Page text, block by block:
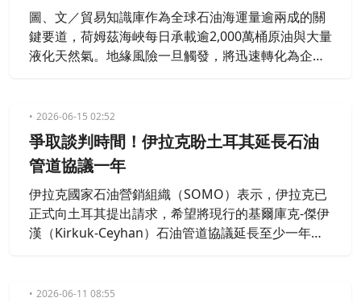
圖、文／貿易知識庫作為全球石油海運量逾兩成的關
鍵要道，荷姆茲海峽每日承載逾2,000萬桶原油與大量
液化天然氣。地緣風險一旦觸發，將迅速轉化為企業
2026-06-15 02:52
爭取談判時間！伊拉克盼土耳其延長石油
管道協議一年
伊拉克國家石油營銷組織（SOMO）表示，伊拉克已
正式向土耳其提出請求，希望將現行的基爾庫克-傑伊
漢（Kirkuk-Ceyhan）石油管道協議延長至少一年，
2026-06-11 08:55